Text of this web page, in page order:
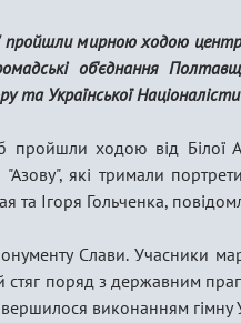
пройшли мирною ходою
об'єднання
та Української
пройшли ходою від Білої
які тримали
та Ігоря Гольченка,
Слави. Учасники
поряд з державним
виконанням гімну